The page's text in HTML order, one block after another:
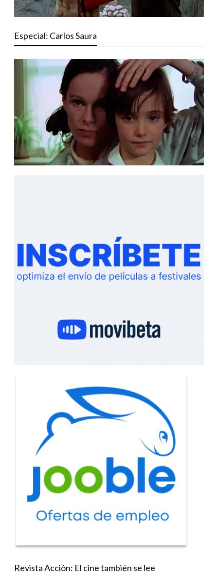
Especial: Carlos Saura
Revista Acción: El cine también se lee